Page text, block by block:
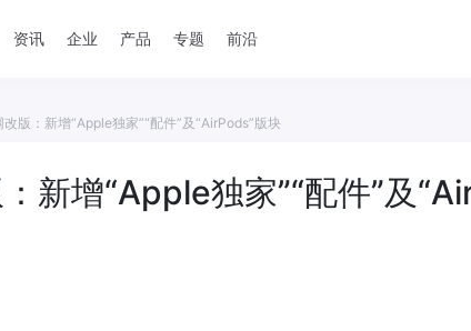
资讯 企业 产品 专题 前沿
版：新增“Apple独家”“配件”及“AirPods”版块
新增“Apple独家”“配件”及